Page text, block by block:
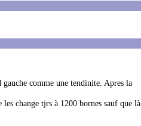
comme une tendinite. Apres la
change tjrs à 1200 bornes sauf que là